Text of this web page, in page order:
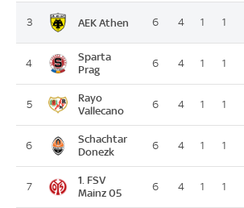
3 AEK Athen 6 4 1 1
4
Sparta
Prag
6 4 1 1
5
Rayo
Vallecano
6 4 1 1
6
Schachtar
Donezk
6 4 1 1
7
1. FSV
Mainz 05
6 4 1 1